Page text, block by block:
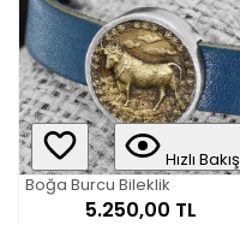
Hızlı Bakış
Boğa Burcu Bileklik
5.250,00 TL